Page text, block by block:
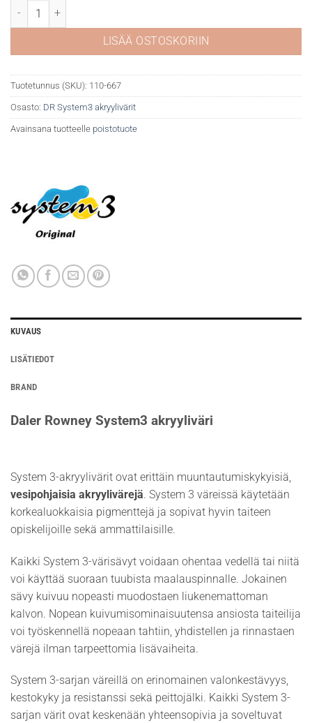
DR System 3 akryyli 667 Raw sienna määrä
LISÄÄ OSTOSKORIIN
Tuotetunnus (SKU): 110-667
Osasto: DR System3 akryylivärit
Avainsana tuotteelle poistotuote
KUVAUS
LISÄTIEDOT
BRAND
Daler Rowney System3 akryyliväri
System 3-akryylivärit ovat erittäin muuntautumiskykyisiä,
vesipohjaisia akryylivärejä. System 3 väreissä käytetään
korkealuokkaisia pigmenttejä ja sopivat hyvin taiteen
opiskelijoille sekä ammattilaisille.
Kaikki System 3-värisävyt voidaan ohentaa vedellä tai niitä
voi käyttää suoraan tuubista maalauspinnalle. Jokainen
sävy kuivuu nopeasti muodostaen liukenemattoman
kalvon. Nopean kuivumisominaisuutensa ansiosta taiteilija
voi työskennellä nopeaan tahtiin, yhdistellen ja rinnastaen
värejä ilman tarpeettomia lisävaiheita.
System 3-sarjan väreillä on erinomainen valonkestävyys,
kestokyky ja resistanssi sekä peittojälki. Kaikki System 3-
sarjan värit ovat keskenään yhteensopivia ja soveltuvat